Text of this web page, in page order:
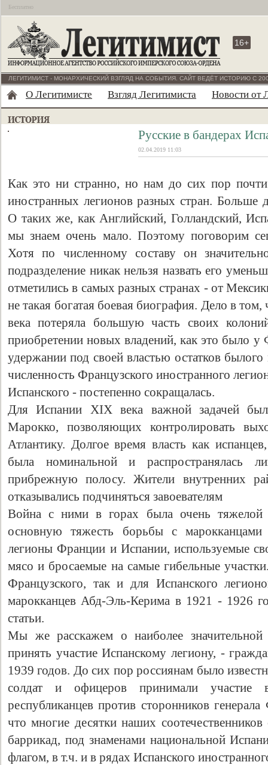
Бесплатно
16+
ЛЕГИТИМИСТ - МОНАРХИЧЕСКИЙ ВЗГЛЯД НА СОБЫТИЯ. САЙТ ВЕДЁТ ИСТОРИЮ С
О Легитимисте Взгляд Легитимиста Новости от
Русские в бандерах
02.04.2019 11:03
Как это ни странно, но нам до сих пор
иностранных легионов разных стран. Больше
О таких же, как Английский, Голландский,
мы знаем очень мало. Поэтому поговорим
Хотя по численному составу он
подразделение никак нельзя назвать его
отметились в самых разных странах - от
не такая богатая боевая биография. Дело в
века потеряла большую часть своих
приобретении новых владений, как это было у
удержании под своей властью остатков
численность Французского иностранного
Испанского - постепенно сокращалась.
Для Испании XIX века важной задачей
Марокко, позволяющих контролировать
Атлантику. Долгое время власть как
была номинальной и распространялась
прибрежную полосу. Жители внутренних
отказывались подчиняться завоевателям
Война с ними в горах была очень тяжелой
основную тяжесть борьбы с марокканцами
легионы Франции и Испании, используемые
мясо и бросаемые на самые гибельные
Французского, так и для Испанского
марокканцев Абд-Эль-Керима в 1921 - 1926
статьи.
Мы же расскажем о наиболее
принять участие Испанскому легиону, -
1939 годов. До сих пор россиянам было
солдат и офицеров принимали
республиканцев против сторонников
что многие десятки наших
баррикад, под знаменами национальной
флагом, в т.ч. и в рядах Испанского